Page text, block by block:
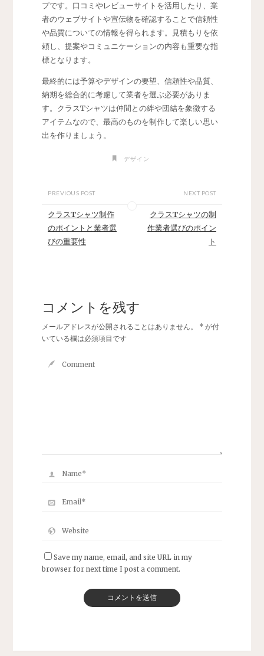
プです。口コミやレビューサイトを活用したり、業
者のウェブサイトや宣伝物を確認することで信頼性
や品質についての情報を得られます。見積もりを依
頼し、提案やコミュニケーションの内容も重要な指
標となります。
最終的には予算やデザインの要望、信頼性や品質、
納期を総合的に考慮して業者を選ぶ必要がありま
す。クラスTシャツは仲間との絆や団結を象徴する
アイテムなので、最高のものを制作して楽しい思い
出を作りましょう。
デザイン
PREVIOUS POST
クラスTシャツ制作
のポイントと業者選
びの重要性
NEXT POST
クラスTシャツの制
作業者選びのポイン
ト
コメントを残す
メールアドレスが公開されることはありません。 *が付
いている欄は必須項目です
Save my name, email, and site URL in my
browser for next time I post a comment.